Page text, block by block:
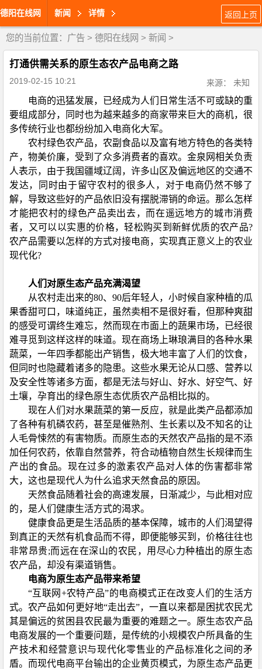
德阳在线网 新闻 详情 返回上页
您的当前位置： 广告 > 德阳在线网 > 新闻 >
打通供需关系的原生态农产品电商之路
2019-02-15 10:21 来源： 未知
电商的迅猛发展，已经成为人们日常生活不可或缺的重
要组成部分，同时也为越来越多的商家带来巨大的商机，很
多传统行业也都纷纷加入电商化大军。
农村绿色农产品，农副食品以及富有地方特色的各类特
产，物美价廉，受到了众多消费者的喜欢。金泉网相关负责
人表示，由于我国疆域辽阔，许多山区及偏远地区的交通不
发达，同时由于留守农村的很多人，对于电商仍然不够了
解，导致这些好的产品依旧没有摆脱滞销的命运。那么怎样
才能把农村的绿色产品卖出去，而在遥远地方的城市消费
者，又可以以实惠的价格，轻松购买到新鲜优质的农产品?
农产品需要以怎样的方式对接电商，实现真正意义上的农业
现代化?
人们对原生态产品充满渴望
从农村走出来的80、90后年轻人，小时候自家种植的瓜
果香甜可口，味道纯正，虽然卖相不是很好看，但那种爽甜
的感受可谓终生难忘，然而现在市面上的蔬果市场，已经很
难寻觅到这样这样的味道。现在商场上琳琅满目的各种水果
蔬菜，一年四季都能出产销售，极大地丰富了人们的饮食，
但同时也隐藏着诸多的隐患。这些水果无论从口感、营养以
及安全性等诸多方面，都是无法与好山、好水、好空气、好
土壤，孕育出的绿色原生态优质农产品相比拟的。
现在人们对水果蔬菜的第一反应，就是此类产品都添加
了各种有机磷农药，甚至是催熟剂、生长素以及不知名的让
人毛骨悚然的有害物质。而原生态的天然农产品指的是不添
加任何农药，依靠自然营养，符合动植物自然生长规律而生
产出的食品。现在过多的激素农产品对人体的伤害都非常
大，这也是现代人为什么追求天然食品的原因。
天然食品随着社会的高速发展，日渐减少，与此相对应
的，是人们健康生活方式的渴求。
健康食品更是生活品质的基本保障，城市的人们渴望得
到真正的天然有机食品而不得，即便能够买到，价格往往也
非常昂贵;而远在在深山的农民，用尽心力种植出的原生态
农产品，却没有渠道销售。
电商为原生态产品带来希望
“互联网+农特产品”的电商模式正在改变人们的生活方
式。农产品如何更好地“走出去”，一直以来都是困扰农民尤
其是偏远的贫困县农民最为重要的难题之一。原生态农产品
电商发展的一个重要问题，是传统的小规模农户所具备的生
产技术和经营意识与现代化零售业的产品标准化之间的矛
盾。而现代电商平台输出的企业黄页模式，为原生态产品更